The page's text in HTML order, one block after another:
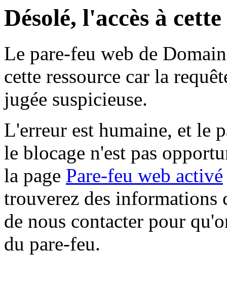
Désolé, l'accès à
Le pare-feu web de
cette ressource car la
jugée suspicieuse.
L'erreur est humaine, et le
le blocage n'est pas
la page Pare-feu web activé
trouverez des informations
de nous contacter pour
du pare-feu.